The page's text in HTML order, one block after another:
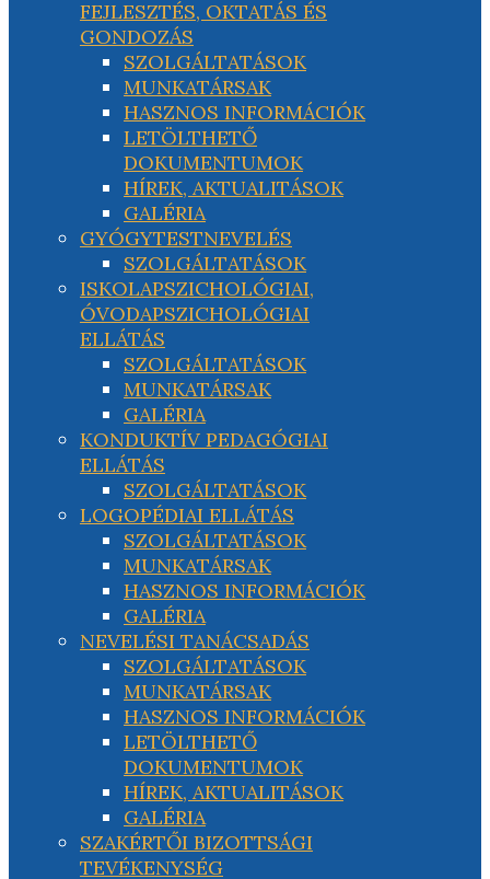
FEJLESZTÉS, OKTATÁS ÉS
GONDOZÁS
SZOLGÁLTATÁSOK
MUNKATÁRSAK
HASZNOS INFORMÁCIÓK
LETÖLTHETŐ
DOKUMENTUMOK
HÍREK, AKTUALITÁSOK
GALÉRIA
GYÓGYTESTNEVELÉS
SZOLGÁLTATÁSOK
ISKOLAPSZICHOLÓGIAI,
ÓVODAPSZICHOLÓGIAI
ELLÁTÁS
SZOLGÁLTATÁSOK
MUNKATÁRSAK
GALÉRIA
KONDUKTÍV PEDAGÓGIAI
ELLÁTÁS
SZOLGÁLTATÁSOK
LOGOPÉDIAI ELLÁTÁS
SZOLGÁLTATÁSOK
MUNKATÁRSAK
HASZNOS INFORMÁCIÓK
GALÉRIA
NEVELÉSI TANÁCSADÁS
SZOLGÁLTATÁSOK
MUNKATÁRSAK
HASZNOS INFORMÁCIÓK
LETÖLTHETŐ
DOKUMENTUMOK
HÍREK, AKTUALITÁSOK
GALÉRIA
SZAKÉRTŐI BIZOTTSÁGI
TEVÉKENYSÉG